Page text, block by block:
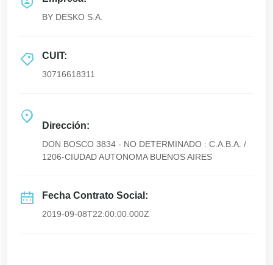
BY DESKO S.A.
CUIT:
30716618311
Dirección:
DON BOSCO 3834 - NO DETERMINADO : C.A.B.A. /
1206-CIUDAD AUTONOMA BUENOS AIRES
Fecha Contrato Social:
2019-09-08T22:00:00.000Z